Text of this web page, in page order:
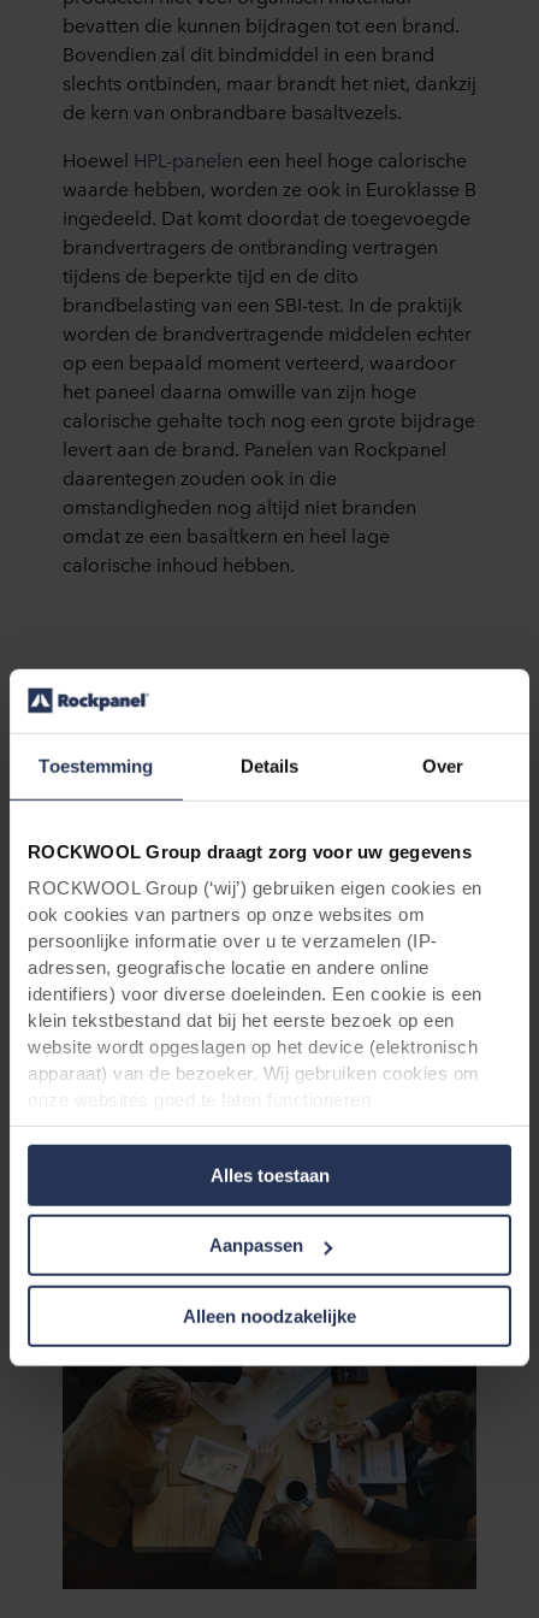
Toestemming Details Over
ROCKWOOL Group draagt zorg voor uw gegevens
ROCKWOOL Group (‘wij’) gebruiken eigen cookies en
ook cookies van partners op onze websites om
persoonlijke informatie over u te verzamelen (IP-
adressen, geografische locatie en andere online
identifiers) voor diverse doeleinden. Een cookie is een
klein tekstbestand dat bij het eerste bezoek op een
website wordt opgeslagen op het device (elektronisch
apparaat) van de bezoeker. Wij gebruiken cookies om
(‘Noodzakelijke’), om uw instellingen te onthouden en uw
gebruikerservaring te verbeteren (‘Functionele’), om uw
gedrag te analyseren en op basis daarvan de websites te
optimaliseren (‘Statistische’), en om onze content en
stemmen op uw gedrag op onze websites (‘Marketing’).
Functionele cookies plaatsen we altijd. Deze zijn namelijk
noodzakelijk om de website goed te laten werken en
verwerken geen persoonsgegevens anders dan voor het
doel waarvoor deze persoonsgegevens worden ingevuld.
Niet-functionele cookies verwerken persoonsgegevens
buiten uw zichtsveld. Daarom vragen wij altijd uw
toestemming voor wij deze cookies plaatsen. Informatie
over uw gebruik van onze websites kan worden verstrekt
aan onze social media-, advertentie- en analysepartners.
Zij kunnen deze gegevens combineren met andere
informatie die in het verleden aan hen is verstrekt of die
Alles toestaan
Aanpassen
Alleen noodzakelijke
bevatten die kunnen bijdragen tot een brand.
Bovendien zal dit bindmiddel in een brand
slechts ontbinden, maar brandt het niet, dankzij
de kern van onbrandbare basaltvezels.
Hoewel HPL-panelen een heel hoge calorische
waarde hebben, worden ze ook in Euroklasse B
ingedeeld. Dat komt doordat de toegevoegde
brandvertragers de ontbranding vertragen
tijdens de beperkte tijd en de dito
brandbelasting van een SBI-test. In de praktijk
worden de brandvertragende middelen echter
op een bepaald moment verteerd, waardoor
het paneel daarna omwille van zijn hoge
calorische gehalte toch nog een grote bijdrage
levert aan de brand. Panelen van Rockpanel
daarentegen zouden ook in die
omstandigheden nog altijd niet branden
omdat ze een basaltkern en heel lage
calorische inhoud hebben.
Alles wat je moet weten over
brandveilige gevelbekleding
Wil je een uitgebreide presentatie krijgen over
brandveiligheid in combinatie met
gevelbekleding, waarbij we ook ingaan op
vraagstukken die bij jou spelen? Voor
architectenenaannemers , organiseren wij
graag een gratisLunch & Learn-sessie, over dit
onderwerp!
Meld je nu aan!